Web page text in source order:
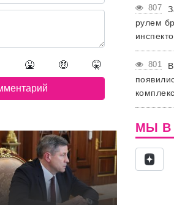
🤮 🤑 🤫
807
рулем
801
МЫ В